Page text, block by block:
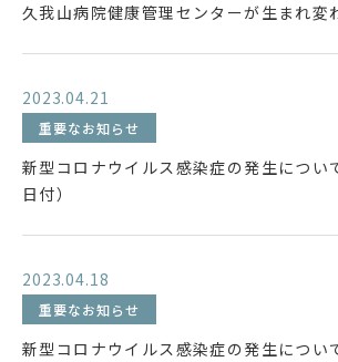
久我山病院健康管理センターが生まれ変
2023.04.21
重要なお知らせ
新型コロナウイルス感染症の発生につ
日付）
2023.04.18
重要なお知らせ
新型コロナウイルス感染症の発生につ